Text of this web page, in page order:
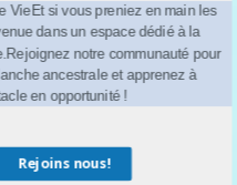
la chance
la chance
chance
la chance
2024
de la chance ?
de la chance ?
VieEt si vous preniez en main les
dans un espace dédié à la
notre communauté pour
ancestrale et apprenez à
en opportunité !
Rejoins nous!